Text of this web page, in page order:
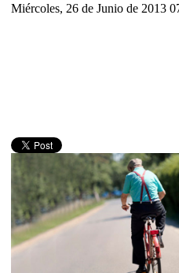
Miércoles, 26 de Junio de 2013